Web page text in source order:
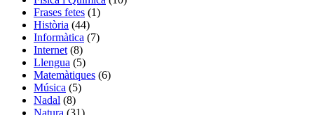
Frases fetes (1)
Història (44)
Informàtica (7)
Internet (8)
Llengua (5)
Matemàtiques (6)
Música (5)
Nadal (8)
Natura (31)